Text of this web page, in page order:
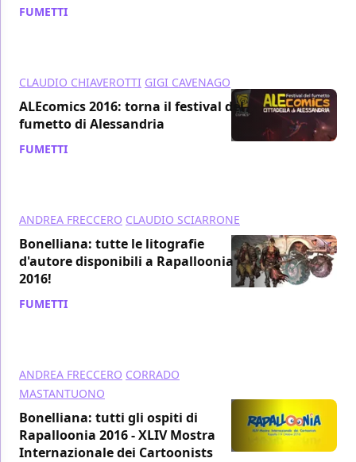
FUMETTI
CLAUDIO CHIAVEROTTI GIGI CAVENAGO
ALEcomics 2016: torna il festival del
fumetto di Alessandria
FUMETTI
ANDREA FRECCERO CLAUDIO SCIARRONE
Bonelliana: tutte le litografie
d'autore disponibili a Rapalloonia
2016!
FUMETTI
ANDREA FRECCERO CORRADO
MASTANTUONO
Bonelliana: tutti gli ospiti di
Rapalloonia 2016 - XLIV Mostra
Internazionale dei Cartoonists